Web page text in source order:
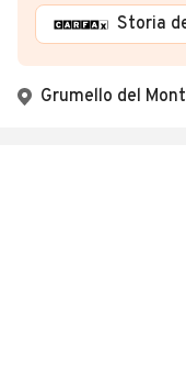
Storia
Grumello del